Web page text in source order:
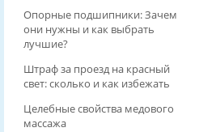
Опорные подшипники: Зачем
они нужны и как выбрать
лучшие?
Штраф за проезд на красный
свет: сколько и как избежать
Целебные свойства медового
массажа